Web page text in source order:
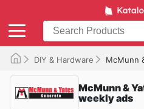
DIY & Hardware McMunn
McMunn &
weekly ads